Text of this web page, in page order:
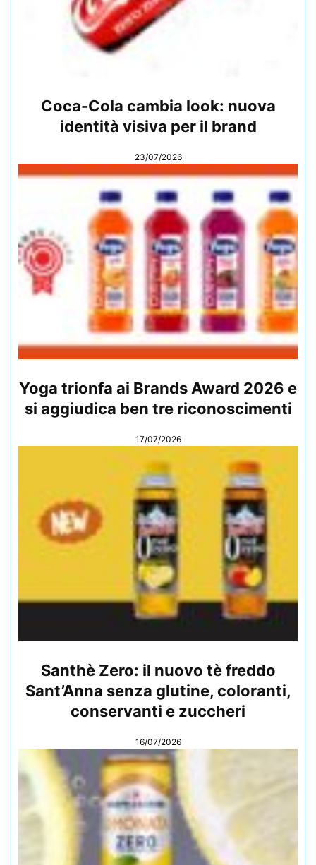
Coca-Cola cambia look: nuova
identità visiva per il brand
23/07/2026
Yoga trionfa ai Brands Award 2026 e
si aggiudica ben tre riconoscimenti
17/07/2026
Santhè Zero: il nuovo tè freddo
Sant’Anna senza glutine, coloranti,
conservanti e zuccheri
16/07/2026